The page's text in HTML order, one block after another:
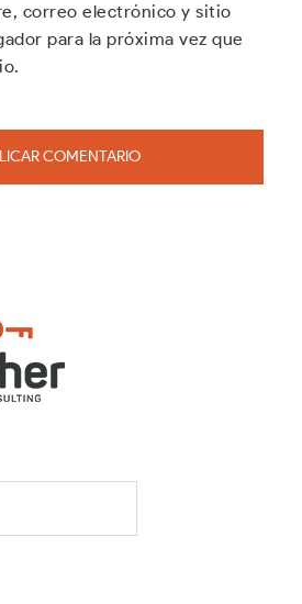
correo electrónico y sitio
para la próxima vez que